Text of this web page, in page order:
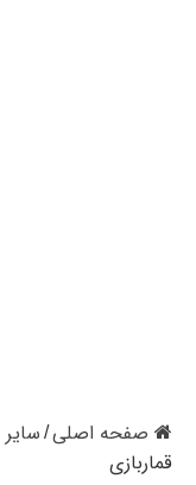
صفحه اصلی/
قماربازی